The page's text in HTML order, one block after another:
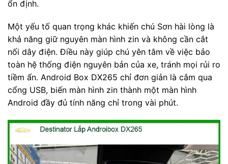
ổn định.
Một yếu tố quan trọng khác khiến chú Sơn hài lòng là
khả năng giữ nguyên màn hình zin và không cần cắt
nối dây điện. Điều này giúp chú yên tâm về việc bảo
toàn hệ thống điện nguyên bản của xe, tránh mọi rủi ro
tiềm ẩn. Android Box DX265 chỉ đơn giản là cắm qua
cổng USB, biến màn hình zin thành một màn hình
Android đầy đủ tính năng chỉ trong vài phút.